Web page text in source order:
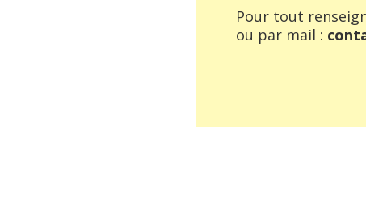
Pour tout
ou par mail :